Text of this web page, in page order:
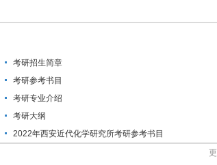
考研招生简章
考研参考书目
考研专业介绍
考研大纲
2022年西安近代化学研究所考研参考书目